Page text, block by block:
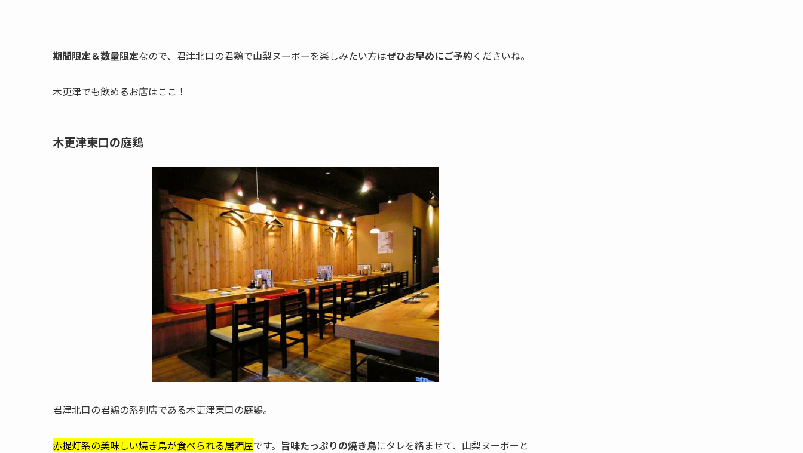
期間限定＆数量限定なので、君津北口の君鶏で山梨ヌーボーを楽しみたい方はぜひお早めにご予約くださいね。
木更津でも飲めるお店はここ！
木更津東口の庭鶏
君津北口の君鶏の系列店である木更津東口の庭鶏。
赤提灯系の美味しい焼き鳥が食べられる居酒屋です。 旨味たっぷりの焼き鳥にタレを絡ませて、山梨ヌーボーと